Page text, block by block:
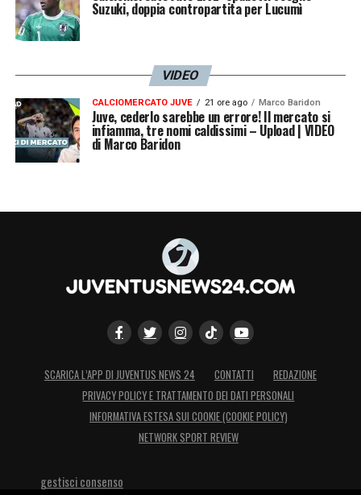
Suzuki, doppia contropartita per Lucumì
VIDEO
CALCIOMERCATO JUVE 21 ore ago Marco Baridon
Juve, cederlo sarebbe un errore! Il mercato si
infiamma, tre nomi caldissimi – Upload | VIDEO
di Marco Baridon
SCARICA L’APP DI JUVENTUS NEWS 24 CONTATTI
REDAZIONE
PRIVACY POLICY E TRATTAMENTO DEI DATI PERSONALI
INFORMATIVA ESTESA SUI COOKIE (COOKIE POLICY)
NETWORK SPORT REVIEW
gestisci consenso